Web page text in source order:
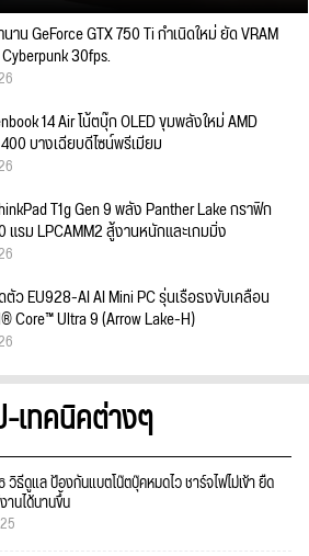
น GeForce GTX 750 Ti กำเนิดใหม่ ยัด VRAM
30fps.
14 Air โน้ตบุ๊ก OLED ขุมพลังใหม่ AMD
บางเฉียบดีไซน์พรีเมียม
T1g Gen 9 พลัง Panther Lake กราฟิก
แรม LPCAMM2 สู้งานหนักและเกมมิ่ง
ตัว EU928-AI AI Mini PC รุ่นเรือธงขับเคลื่อน
Core™ Ultra 9 (Arrow Lake-H)
เทคนิคต่างๆ
วิธีดูแล ป้องกันแบตโน๊ตบุ๊คหมดไว ชาร์จไฟไม่เข้า ยืด
านได้นานขึ้น